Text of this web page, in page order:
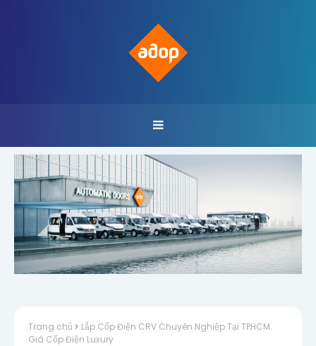
Trang chủ
Lắp Cốp Điện CRV Chuyên Nghiệp Tại TPHCM.
Giá Cốp Điện Luxury